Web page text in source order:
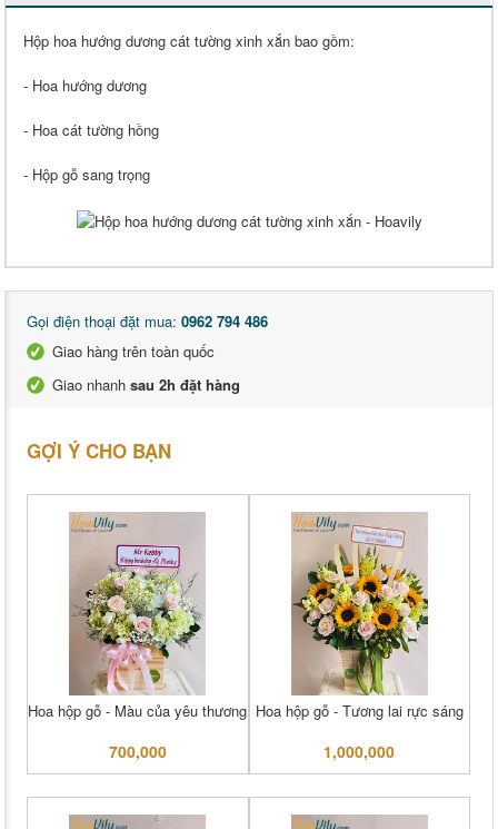
Hộp hoa hướng dương cát tường xinh xắn bao gồm:
- Hoa hướng dương
- Hoa cát tường hồng
- Hộp gỗ sang trọng
Gọi điện thoại đặt mua: 0962 794 486
Giao hàng trên toàn quốc
Giao nhanh sau 2h đặt hàng
GỢI Ý CHO BẠN
Hoa hộp gỗ - Màu của yêu thương
700,000
Hoa hộp gỗ - Tương lai rực sáng
1,000,000